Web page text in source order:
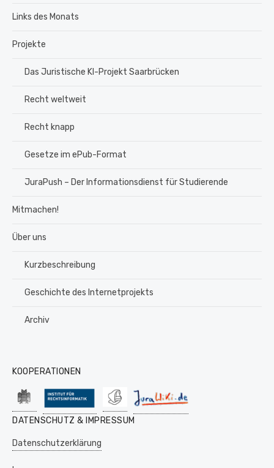
Links des Monats
Projekte
Das Juristische KI-Projekt Saarbrücken
Recht weltweit
Recht knapp
Gesetze im ePub-Format
JuraPush – Der Informationsdienst für Studierende
Mitmachen!
Über uns
Kurzbeschreibung
Geschichte des Internetprojekts
Archiv
KOOPERATIONEN
DATENSCHUTZ & IMPRESSUM
Datenschutzerklärung